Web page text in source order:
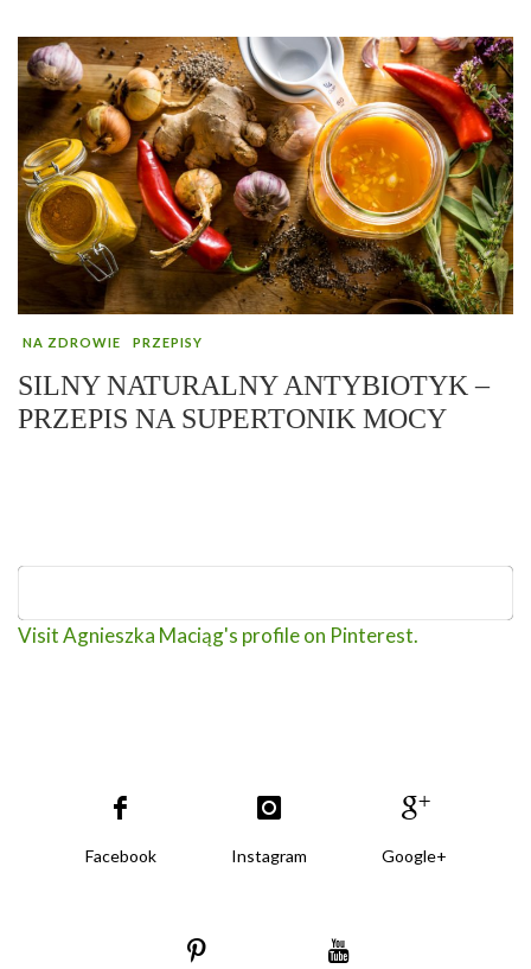
NA ZDROWIE PRZEPISY
SILNY NATURALNY ANTYBIOTYK –
PRZEPIS NA SUPERTONIK MOCY
Visit Agnieszka Maciąg's profile on Pinterest.
Facebook Instagram Google+